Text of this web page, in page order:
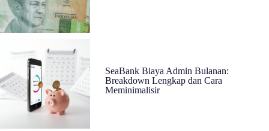
SeaBank Biaya Admin Bulanan:
Breakdown Lengkap dan Cara
Meminimalisir